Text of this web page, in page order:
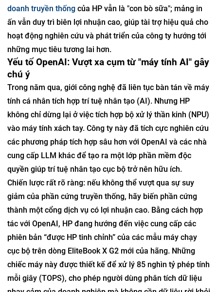
doanh truyền thống của HP vẫn là "con bò sữa"; mảng in
ấn vẫn duy trì biên lợi nhuận cao, giúp tài trợ hiệu quả cho
hoạt động nghiên cứu và phát triển của công ty hướng tới
những mục tiêu tương lai hơn.
Yếu tố OpenAI: Vượt xa cụm từ "máy tính AI" gây
chú ý
Trong năm qua, giới công nghệ đã liên tục bàn tán về máy
tính cá nhân tích hợp trí tuệ nhân tạo (AI). Nhưng HP
không chỉ dừng lại ở việc tích hợp bộ xử lý thần kinh (NPU)
vào máy tính xách tay. Công ty này đã tích cực nghiên cứu
các phương pháp tích hợp sâu hơn với OpenAI và các nhà
cung cấp LLM khác để tạo ra một lớp phần mềm độc
quyền giúp trí tuệ nhân tạo cục bộ trở nên hữu ích.
Chiến lược rất rõ ràng: nếu không thể vượt qua sự suy
giảm của phần cứng truyền thống, hãy biến phần cứng
thành một cổng dịch vụ có lợi nhuận cao. Bằng cách hợp
tác với OpenAI, HP đang hướng đến việc cung cấp các
phiên bản “được HP tinh chỉnh” của các mẫu máy chạy
cục bộ trên dòng EliteBook X G2 mới của hãng. Những
chiếc máy này được thiết kế để xử lý 85 nghìn tỷ phép tính
mỗi giây (TOPS), cho phép người dùng phân tích dữ liệu